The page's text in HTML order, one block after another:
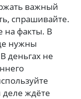
важный
спрашивайте.
на факты. В
нужны
деньгах не
деле ждёте